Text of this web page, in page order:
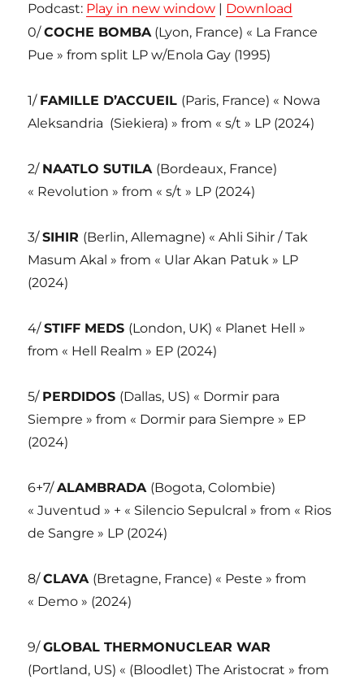
Podcast: Play in new window | Download
0/COCHE BOMBA(Lyon, France) « La France
Pue » from split LP w/Enola Gay (1995)
1/ FAMILLE D’ACCUEIL (Paris, France) « Nowa
Aleksandria (Siekiera) » from « s/t » LP (2024)
2/ NAATLO SUTILA (Bordeaux, France)
« Revolution » from « s/t » LP (2024)
3/SIHIR (Berlin, Allemagne) « Ahli Sihir / Tak
Masum Akal » from « Ular Akan Patuk » LP
(2024)
4/STIFF MEDS (London, UK) « Planet Hell »
from « Hell Realm » EP (2024)
5/ PERDIDOS (Dallas, US) « Dormir para
Siempre » from « Dormir para Siempre » EP
(2024)
6+7/ALAMBRADA (Bogota, Colombie)
« Juventud » + « Silencio Sepulcral » from « Rios
de Sangre » LP (2024)
8/CLAVA (Bretagne, France) « Peste » from
« Demo » (2024)
9/GLOBAL THERMONUCLEAR WAR
(Portland, US) « (Bloodlet) The Aristocrat » from